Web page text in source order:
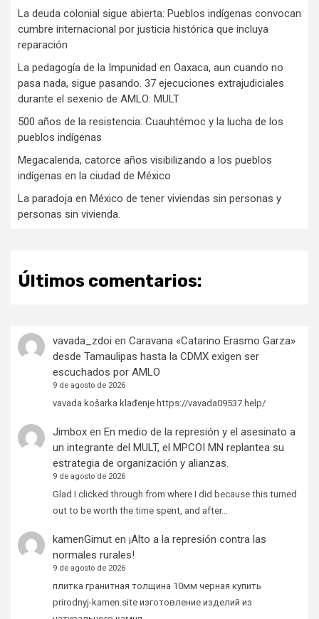
La deuda colonial sigue abierta: Pueblos indígenas convocan
cumbre internacional por justicia histórica que incluya
reparación
La pedagogía de la Impunidad en Oaxaca, aun cuando no
pasa nada, sigue pasando. 37 ejecuciones extrajudiciales
durante el sexenio de AMLO: MULT
500 años de la resistencia: Cuauhtémoc y la lucha de los
pueblos indígenas
Megacalenda, catorce años visibilizando a los pueblos
indígenas en la ciudad de México
La paradoja en México de tener viviendas sin personas y
personas sin vivienda.
Últimos comentarios:
vavada_zdoi en Caravana «Catarino Erasmo Garza»
desde Tamaulipas hasta la CDMX exigen ser
escuchados por AMLO
9 de agosto de 2026
vavada košarka klađenje https://vavada09537.help/
Jimboxen En medio de la represión y el asesinato a
un integrante del MULT, el MPCOI MN replantea su
estrategia de organización y alianzas.
9 de agosto de 2026
Glad I clicked through from where I did because this turned
out to be worth the time spent, and after…
kamenGimuten ¡Alto a la represión contra las
normales rurales!
9 de agosto de 2026
плитка гранитная толщина 10мм черная купить
prirodnyj-kamen.site изготовление изделий из